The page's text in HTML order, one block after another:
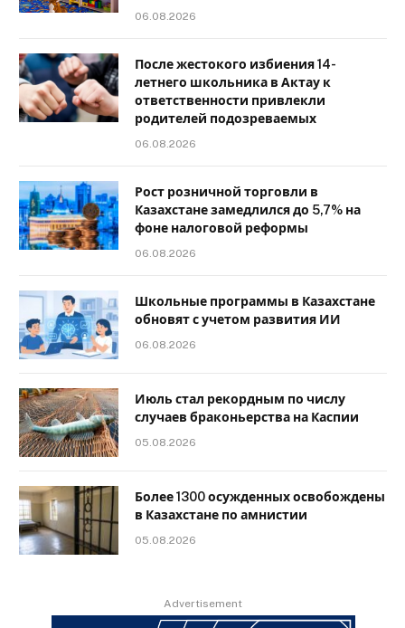
06.08.2026
После жестокого избиения 14-
летнего школьника в Актау к
ответственности привлекли
родителей подозреваемых
06.08.2026
Рост розничной торговли в
Казахстане замедлился до 5,7% на
фоне налоговой реформы
06.08.2026
Школьные программы в Казахстане
обновят с учетом развития ИИ
06.08.2026
Июль стал рекордным по числу
случаев браконьерства на Каспии
05.08.2026
Более 1300 осужденных освобождены
в Казахстане по амнистии
05.08.2026
Advertisement